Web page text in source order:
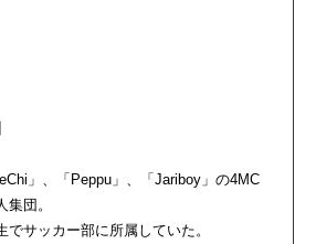
」、「Peppu」、「Jariboy」の4MC
団。
でサッカー部に所属していた。